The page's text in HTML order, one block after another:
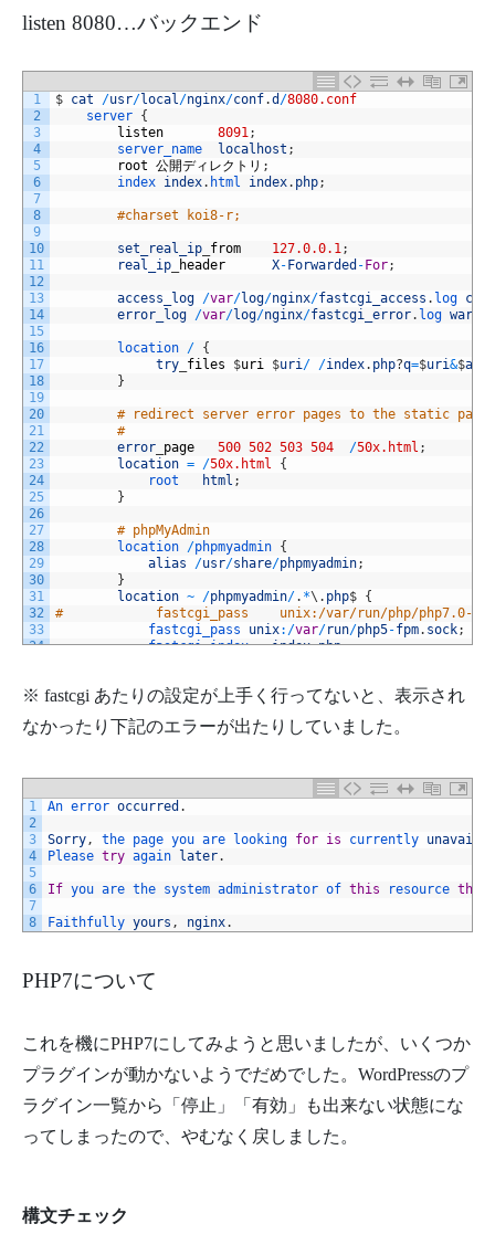
37
40
41
42
43
44
45
46
47
set $do_not
proxy_cache_bypass $do_not_cache;
proxy_pass http : //backend;
proxy_cache hmg
proxy_cache_ key scheme
proxy_cache _valid
}
listen 8080…バックエンド
1
2
3
4
5
6
7
8
9
10
11
12
13
14
15
16
17
18
19
20
21
22
23
24
25
26
27
28
29
30
31
32
33
34
37
39
42
43
44
45
46
47
48
49
$ cat /usr/local/nginx/conf.d /8080.conf
server {
listen
8091;
server_name
localhost ;
root 公開ディレクトリ ;
index index. html index. php;
#charset koi8-r;
set_real_ip from 127.0.0.1;
real_ip
header X- Forwarded - For;
access_log /var/log/nginx/fastcgi_access . log
error_log /var/log/nginx/fastcgi_error. log warn
location / {
try files $uri $uri/ /index. php?q=$uri&$args
}
# redirect server error pages to the static page
#
error page 500 502 503 504 /50x.html ;
location = /50x.html
{
root
html ;
}
# phpMyAdmin
location /phpmyadmin {
alias
/usr/share/phpmyadmin;
}
location ~ /phpmyadmin/. *\ . php$ {
#            fastcgi_pass    unix:/var/run/php/php7.0-
fastcgi_pass unix: /var/run/php5-fpm. sock;
fastcgi_index index.php;
}
# pass the PHP scripts to FastCGI server
#            fastcgi_pass unix:/var/run/php/php7.0-
fastcgi_pass unix:/var/run/php5-fpm.sock;
fastcgi_index
include fastcgi_params ;
}
}
※ fastcgi あたりの設定が上手く行ってないと、表示され
なかったり下記のエラーが出たりしていました。
1
2
3
4
5
6
7
8
An error occurred .
Sorry, the page you are looking for is currently
Please try again later.
If you are the system administrator of this resource then
Faithfully yours , nginx.
PHP7について
これを機にPHP7にしてみようと思いましたが、いくつか
プラグインが動かないようでだめでした。WordPressのプ
ラグイン一覧から「停止」「有効」も出来ない状態にな
ってしまったので、やむなく戻しました。
構文チェック